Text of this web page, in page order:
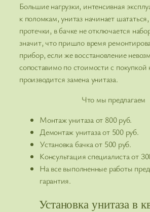
Большие нагрузки, интенсивная
к поломкам, унитаз начинает
протечки, в бачке не отключается
значит, что пришло время
прибор, если же восстановление
сопоставимо по стоимости с покупкой
производится замена унитаза.
Что мы предлагаем
Монтаж унитаза от 800 руб.
Демонтаж унитаза от 500 руб.
Установка бачка от 500 руб.
Консультация специалиста от
На все выполненные работы
гарантия.
Установка унитаза в